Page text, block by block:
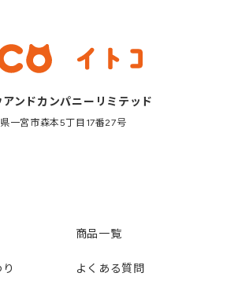
ンドカンパニーリミテッド
一宮市森本5丁目17番27号
商品一覧
よくある質問